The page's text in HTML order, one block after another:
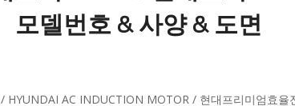
모델번호 & 사양 & 도면
HYUNDAI AC INDUCTION MOTOR / 현대프리미엄효율